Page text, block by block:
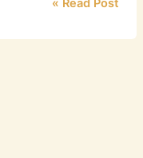
Read Post »